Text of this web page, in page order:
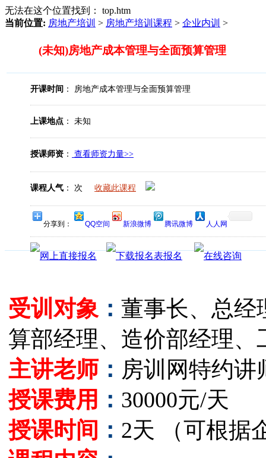
无法在这个位置找到： top.htm
当前位置: 房地产培训 > 房地产培训课程 > 企业内训 >
(未知)房地产成本管理与全面预算管理
开课时间 ： 房地产成本管理与全面预算管理
上课地点 ： 未知
授课师资 ： 查看师资力量>>
课程人气 ： 次 收藏此课程
分享到： QQ空间 新浪微博 腾讯微博 人人网
受训对象： 董事长、总经
算部经理、造价部经理
主讲老师 ： 房训网特约讲
授课费用 ： 30000元/天
授课时间 ： 2天 （可根据